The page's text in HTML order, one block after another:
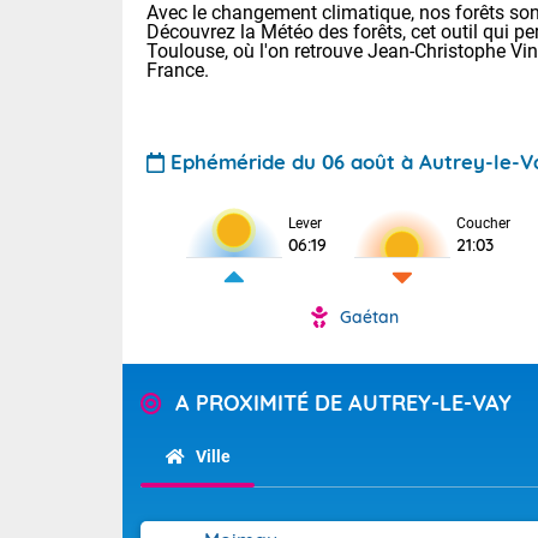
Pour la
Tendance
Avec le changement climatique, nos forêts
Découvrez la Météo des forêts, cet outil qui
Toulouse, où l'on retrouve Jean-Christophe
France.
Ephéméride du 06 août à Autrey-le-
Lever
06:19
Coucher
21:03
Gaétan
A PROXIMITÉ DE AUTREY-LE-VAY
Ville
Voici les
28 Lyon :
: 27 Nancy :
31 Lille : 26
Demain :
Calme,
alors que la